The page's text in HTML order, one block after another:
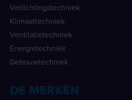
Verlichtingstechniek
Klimaattechniek
Ventilatietechniek
Energietechniek
Gebouwtechniek
DE MERKEN